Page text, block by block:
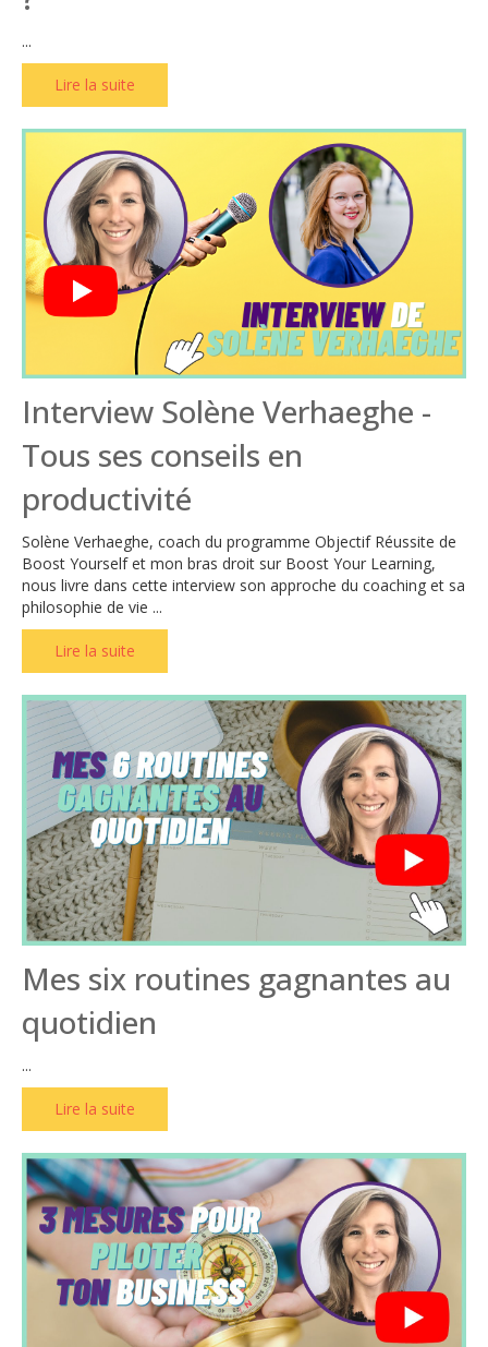
...
Lire la suite
Interview Solène Verhaeghe -
Tous ses conseils en
productivité
Solène Verhaeghe, coach du programme Objectif Réussite de
Boost Yourself et mon bras droit sur Boost Your Learning,
nous livre dans cette interview son approche du coaching et sa
philosophie de vie ...
Lire la suite
Mes six routines gagnantes au
quotidien
...
Lire la suite